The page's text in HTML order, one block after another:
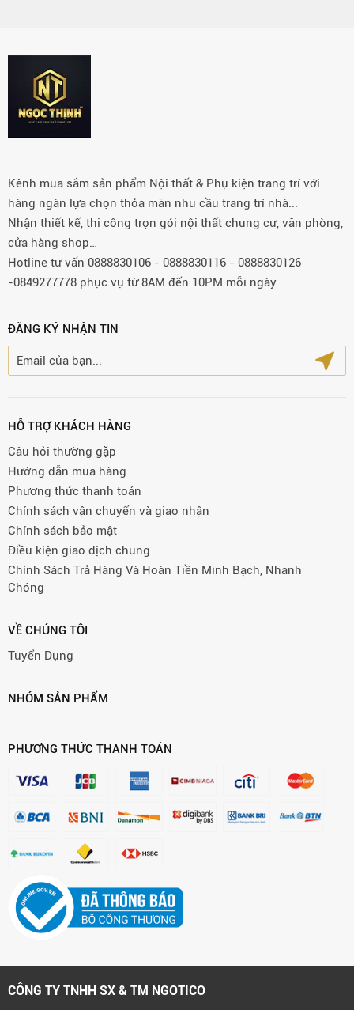
Kênh mua sắm sản phẩm Nội thất & Phụ kiện trang trí với
hàng ngàn lựa chọn thỏa mãn nhu cầu trang trí nhà...
Nhận thiết kế, thi công trọn gói nội thất chung cư, văn phòng,
cửa hàng shop…
Hotline tư vấn 0888830106 - 0888830116 - 0888830126
-0849277778 phục vụ từ 8AM đến 10PM mỗi ngày
ĐĂNG KÝ NHẬN TIN
HỖ TRỢ KHÁCH HÀNG
Câu hỏi thường gặp
Hướng dẫn mua hàng
Phương thức thanh toán
Chính sách vận chuyển và giao nhận
Chính sách bảo mật
Điều kiện giao dịch chung
Chính Sách Trả Hàng Và Hoàn Tiền Minh Bạch, Nhanh
Chóng
VỀ CHÚNG TÔI
Tuyển Dụng
NHÓM SẢN PHẨM
PHƯƠNG THỨC THANH TOÁN
CÔNG TY TNHH SX & TM NGOTICO